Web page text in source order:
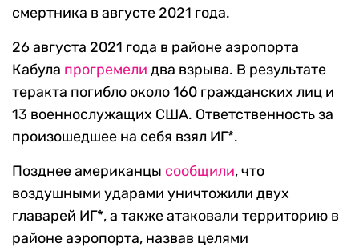
смертника в августе 2021 года.
26 августа 2021 года в районе аэропорта
Кабула прогремели два взрыва. В результате
теракта погибло около 160 гражданских лиц и
13 военнослужащих США. Ответственность за
произошедшее на себя взял ИГ*.
Позднее американцы сообщили, что
воздушными ударами уничтожили двух
главарей ИГ*, а также атаковали территорию в
районе аэропорта, назвав целями